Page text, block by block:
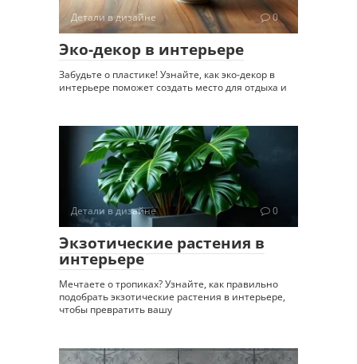
Детали в дизайне 0
Эко-декор в интерьере
Забудьте о пластике! Узнайте, как эко-декор в
интерьере поможет создать место для отдыха и
Детали в дизайне 0
Экзотические растения в
интерьере
Мечтаете о тропиках? Узнайте, как правильно
подобрать экзотические растения в интерьере,
чтобы превратить вашу